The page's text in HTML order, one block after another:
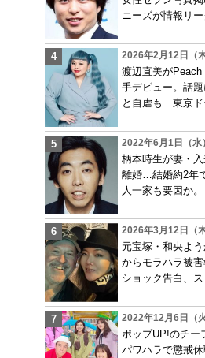
ニーズが情報リー
2026年2月12日（
渡辺直美がPeach
手デビュー。話題
と自虐も…東京ド
2022年6月1日（水
柄本時生が妻・
離婚…結婚約2年
人一家も要因か。
2026年3月12日（
元宝塚・和央よ
からモラハラ被
ショック告白、ス
2022年12月6日（
ポップUP!のチー
パワハラで懲戒